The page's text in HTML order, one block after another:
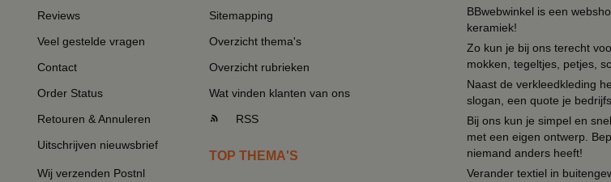
Reviews
Veel gestelde vragen
Contact
Order Status
Retouren & Annuleren
Uitschrijven nieuwsbrief
Wij verzenden Postnl
Sitemapping
Overzicht thema's
Overzicht rubrieken
Wat vinden klanten van ons
RSS
TOP THEMA'S
BBwebwinkel is een
keramiek!
Zo kun je bij ons terecht
mokken, tegeltjes, petjes,
Naast de verkleedkleding
slogan, een quote je
Bij ons kun je simpel en
met een eigen ontwerp.
niemand anders heeft!
Verander textiel in